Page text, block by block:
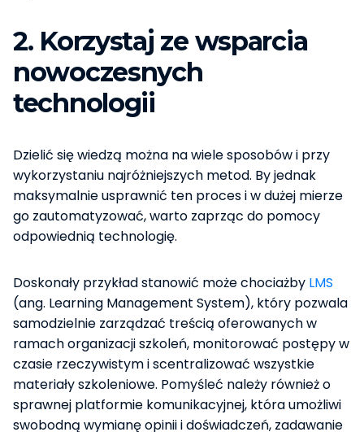
2. Korzystaj ze wsparcia
nowoczesnych
technologii
Dzielić się wiedzą można na wiele sposobów i przy
wykorzystaniu najróżniejszych metod. By jednak
maksymalnie usprawnić ten proces i w dużej mierze
go zautomatyzować, warto zaprząc do pomocy
odpowiednią technologię.
Doskonały przykład stanowić może chociażby LMS
(ang. Learning Management System), który pozwala
samodzielnie zarządzać treścią oferowanych w
ramach organizacji szkoleń, monitorować postępy w
czasie rzeczywistym i scentralizować wszystkie
materiały szkoleniowe. Pomyśleć należy również o
sprawnej platformie komunikacyjnej, która umożliwi
swobodną wymianę opinii i doświadczeń, zadawanie